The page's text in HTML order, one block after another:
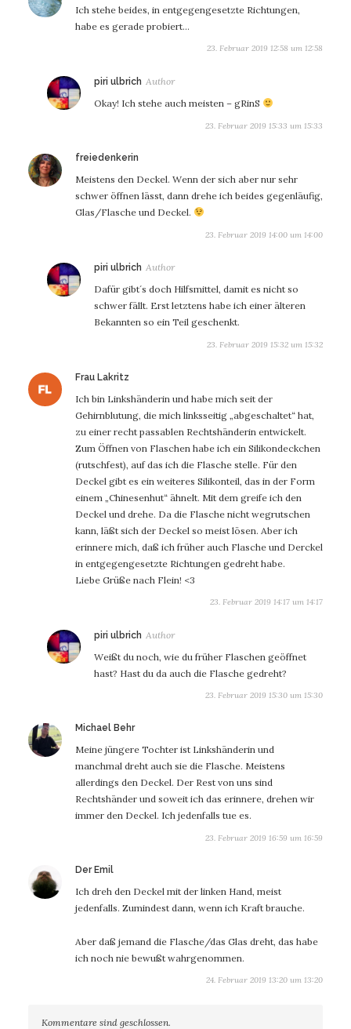
Ich stehe beides, in entgegengesetzte Richtungen,
habe es gerade probiert…
23. Februar 2019 12:58 um 12:58
piri ulbrich sagt:
Okay! Ich stehe auch meisten – gRinS
23. Februar 2019 15:33 um 15:33
freiedenkerin
Meistens den Deckel. Wenn der sich aber nur sehr
schwer öffnen lässt, dann drehe ich beides gegenläufig,
Glas/Flasche und Deckel.
23. Februar 2019 14:00 um 14:00
piri ulbrich sagt:
Dafür gibt´s doch Hilfsmittel, damit es nicht so
schwer fällt. Erst letztens habe ich einer älteren
Bekannten so ein Teil geschenkt.
23. Februar 2019 15:32 um 15:32
Frau Lakritz
Ich bin Linkshänderin und habe mich seit der
Gehirnblutung, die mich linksseitig „abgeschaltet“ hat,
zu einer recht passablen Rechtshänderin entwickelt.
Zum Öffnen von Flaschen habe ich ein Silikondeckchen
(rutschfest), auf das ich die Flasche stelle. Für den
Deckel gibt es ein weiteres Silikonteil, das in der Form
einem „Chinesenhut“ ähnelt. Mit dem greife ich den
Deckel und drehe. Da die Flasche nicht wegrutschen
kann, läßt sich der Deckel so meist lösen. Aber ich
erinnere mich, daß ich früher auch Flasche und Derckel
in entgegengesetzte Richtungen gedreht habe.
Liebe Grüße nach Flein! <3
23. Februar 2019 14:17 um 14:17
piri ulbrich sagt:
Weißt du noch, wie du früher Flaschen geöffnet
hast? Hast du da auch die Flasche gedreht?
23. Februar 2019 15:30 um 15:30
Michael Behrsagt:
Meine jüngere Tochter ist Linkshänderin und
manchmal dreht auch sie die Flasche. Meistens
allerdings den Deckel. Der Rest von uns sind
Rechtshänder und soweit ich das erinnere, drehen wir
immer den Deckel. Ich jedenfalls tue es.
23. Februar 2019 16:59 um 16:59
Der Emilsagt:
Ich dreh den Deckel mit der linken Hand, meist
jedenfalls. Zumindest dann, wenn ich Kraft brauche.
Aber daß jemand die Flasche/das Glas dreht, das habe
ich noch nie bewußt wahrgenommen.
24. Februar 2019 13:20 um 13:20
Kommentare sind geschlossen.